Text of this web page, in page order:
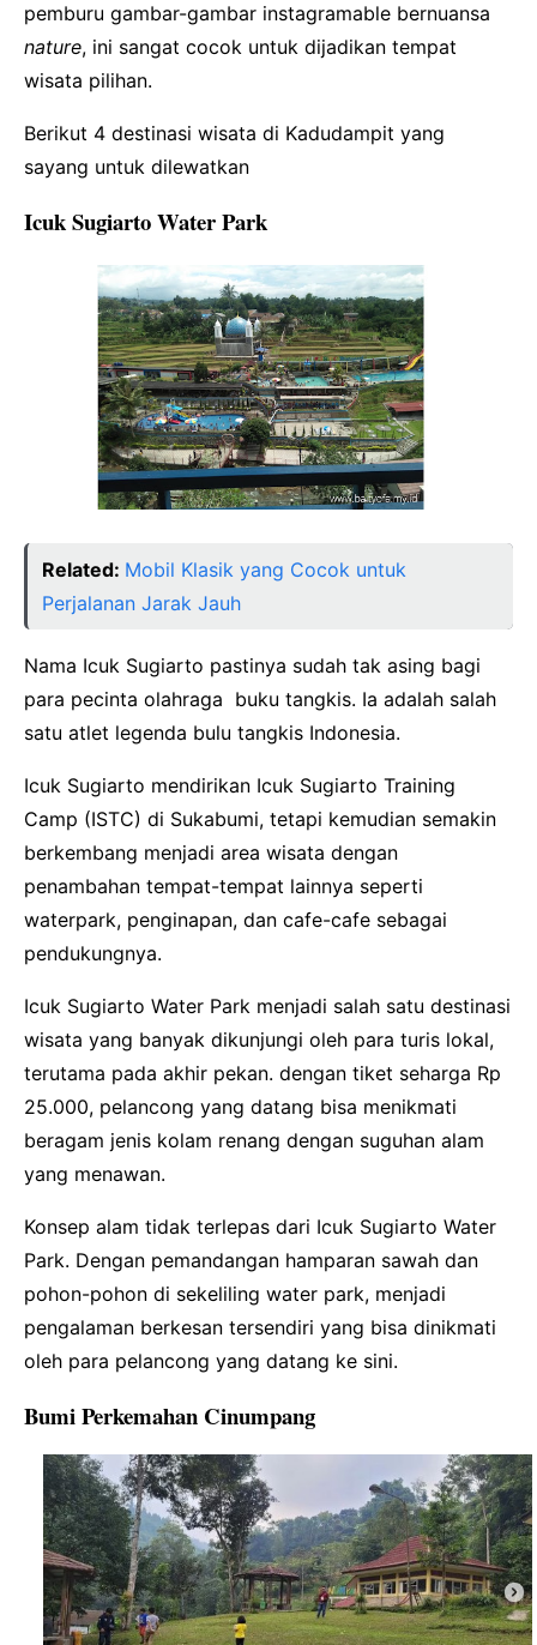
pemburu gambar-gambar instagramable bernuansa
nature, ini sangat cocok untuk dijadikan tempat
wisata pilihan.
Berikut 4 destinasi wisata di Kadudampit yang
sayang untuk dilewatkan
Icuk Sugiarto Water Park
Related: Mobil Klasik yang Cocok untuk
Perjalanan Jarak Jauh
Nama Icuk Sugiarto pastinya sudah tak asing bagi
para pecinta olahraga buku tangkis. Ia adalah salah
satu atlet legenda bulu tangkis Indonesia.
Icuk Sugiarto mendirikan Icuk Sugiarto Training
Camp (ISTC) di Sukabumi, tetapi kemudian semakin
berkembang menjadi area wisata dengan
penambahan tempat-tempat lainnya seperti
waterpark, penginapan, dan cafe-cafe sebagai
pendukungnya.
Icuk Sugiarto Water Park menjadi salah satu destinasi
wisata yang banyak dikunjungi oleh para turis lokal,
terutama pada akhir pekan. dengan tiket seharga Rp
25.000, pelancong yang datang bisa menikmati
beragam jenis kolam renang dengan suguhan alam
yang menawan.
Konsep alam tidak terlepas dari Icuk Sugiarto Water
Park. Dengan pemandangan hamparan sawah dan
pohon-pohon di sekeliling water park, menjadi
pengalaman berkesan tersendiri yang bisa dinikmati
oleh para pelancong yang datang ke sini.
Bumi Perkemahan Cinumpang